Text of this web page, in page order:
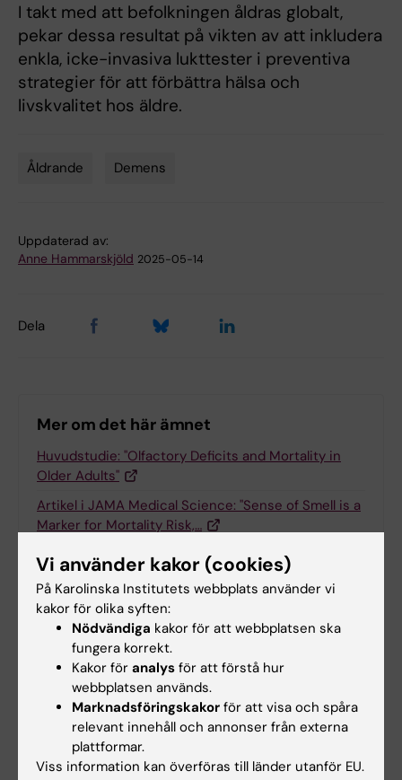
I takt med att befolkningen åldras globalt,
pekar dessa resultat på vikten av att inkludera
enkla, icke-invasiva lukttester i preventiva
strategier för att förbättra hälsa och
livskvalitet hos äldre.
Åldrande Demens
Uppdaterad av:
Anne Hammarskjöld 2025-05-14
Dela
Mer om det här ämnet
Huvudstudie: "Olfactory Deficits and Mortality in
Older Adults"
Artikel i JAMA Medical Science: "Sense of Smell is a
Marker for Mortality Risk,…
Relaterade artiklar
23 jul 2026 14 jul 2026
Vi använder kakor (cookies)
På Karolinska Institutets webbplats använder vi
kakor för olika syften:
Nödvändiga kakor för att webbplatsen ska
fungera korrekt.
Kakor för analys för att förstå hur
webbplatsen används.
Marknadsföringskakor för att visa och spåra
relevant innehåll och annonser från externa
plattformar.
Viss information kan överföras till länder utanför EU.